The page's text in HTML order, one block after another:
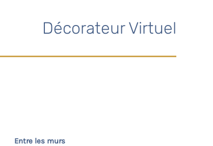
Décorateur Virtuel
Entre les murs